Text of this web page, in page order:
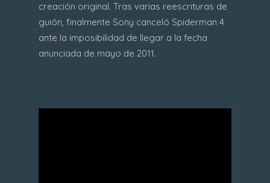
creación original. Tras varias reescrituras de
guión, finalmente Sony canceló Spiderman 4
ante la imposibilidad de llegar a la fecha
anunciada de mayo de 2011.